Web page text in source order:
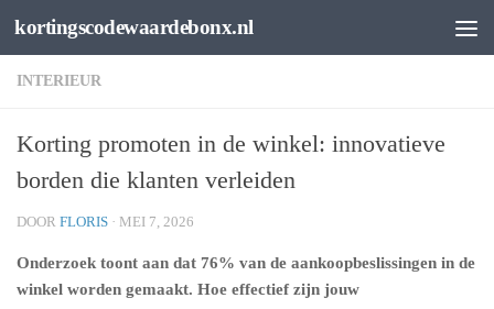
Spring naar de inhoud
kortingscodewaardebonx.nl
INTERIEUR
Korting promoten in de winkel: innovatieve
borden die klanten verleiden
DOOR FLORIS · MEI 7, 2026
Onderzoek toont aan dat 76% van de aankoopbeslissingen in de
winkel worden gemaakt. Hoe effectief zijn jouw